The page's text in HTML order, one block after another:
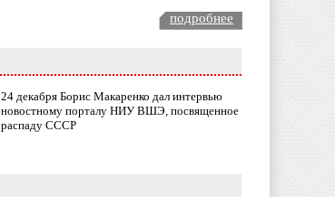
подробнее
24 декабря Борис Макаренко дал интервью
новостному порталу НИУ ВШЭ, посвященное
распаду СССР